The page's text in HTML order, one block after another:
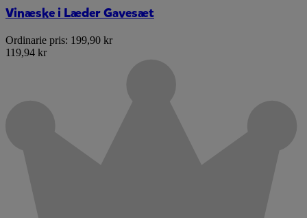
Vinæske i Læder Gavesæt
Ordinarie pris: 199,90 kr
119,94 kr